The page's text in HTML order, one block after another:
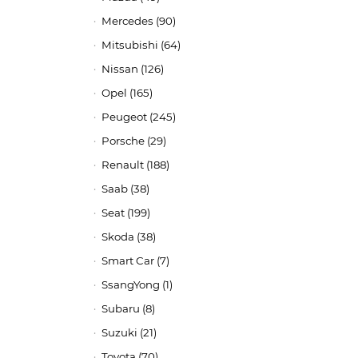
Mercedes (90)
Mitsubishi (64)
Nissan (126)
Opel (165)
Peugeot (245)
Porsche (29)
Renault (188)
Saab (38)
Seat (199)
Skoda (38)
Smart Car (7)
SsangYong (1)
Subaru (8)
Suzuki (21)